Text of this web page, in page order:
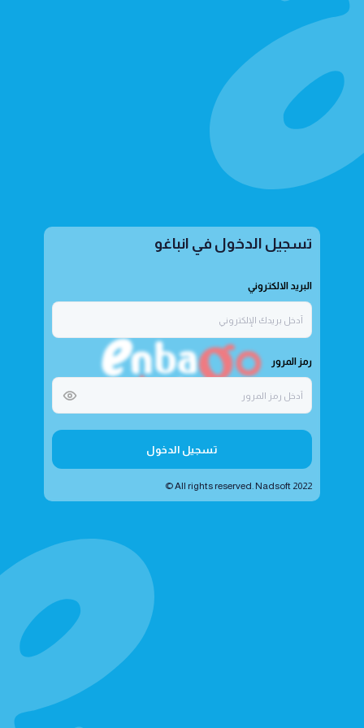
تسجيل الدخول في انباغو
البريد الالكتروني
رمز المرور
تسجيل الدخول
All rights reserved. Nadsoft 2022 ©